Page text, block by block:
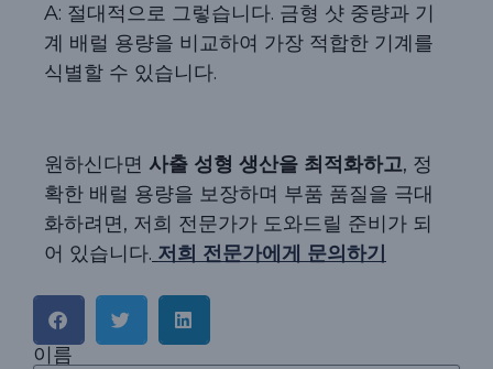
A: 절대적으로 그렇습니다. 금형 샷 중량과 기
계 배럴 용량을 비교하여 가장 적합한 기계를
식별할 수 있습니다.
원하신다면 사출 성형 생산을 최적화하고, 정
확한 배럴 용량을 보장하며 부품 품질을 극대
화하려면, 저희 전문가가 도와드릴 준비가 되
어 있습니다. 저희 전문가에게 문의하기
이름